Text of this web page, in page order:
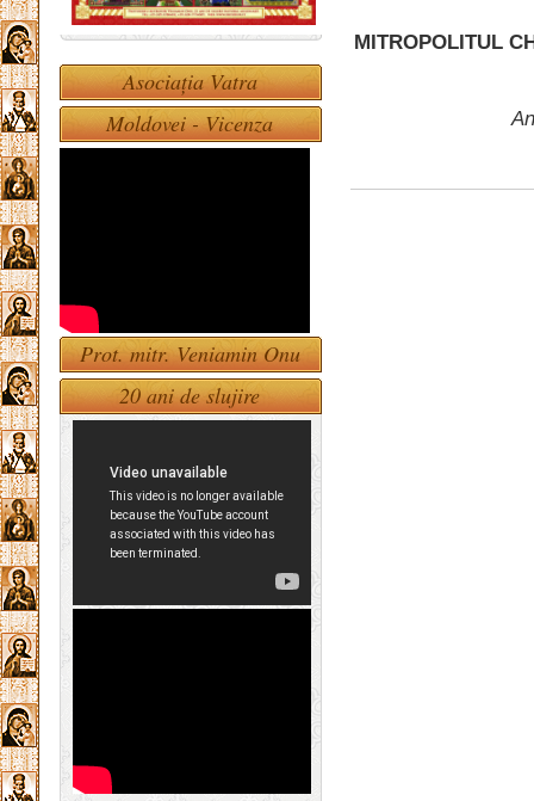
MITROPOLITUL
Asociația Vatra
Moldovei - Vicenza
Prot. mitr. Veniamin Onu
20 ani de slujire